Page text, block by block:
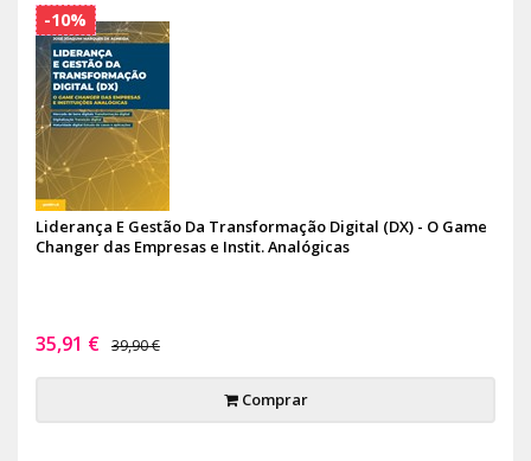
Liderança E Gestão Da Transformação Digital (DX) - O Game
Changer das Empresas e Instit. Analógicas
35,91 € 39,90 €
Comprar
-10%